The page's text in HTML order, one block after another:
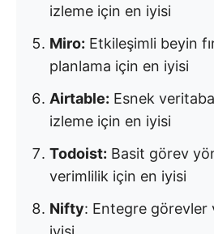
izleme için en iyisi
Miro: Etkileşimli beyin
planlama için en iyisi
Airtable: Esnek
izleme için en iyisi
Todoist: Basit görev
verimlilik için en iyisi
Nifty: Entegre görevler